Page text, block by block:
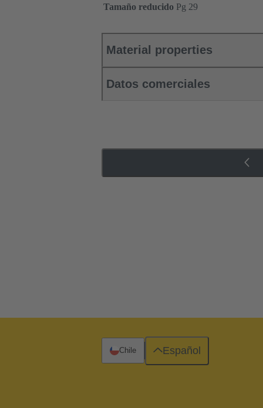
Tamaño reducido Pg 29
Material properties
Datos comerciales
Chile Español